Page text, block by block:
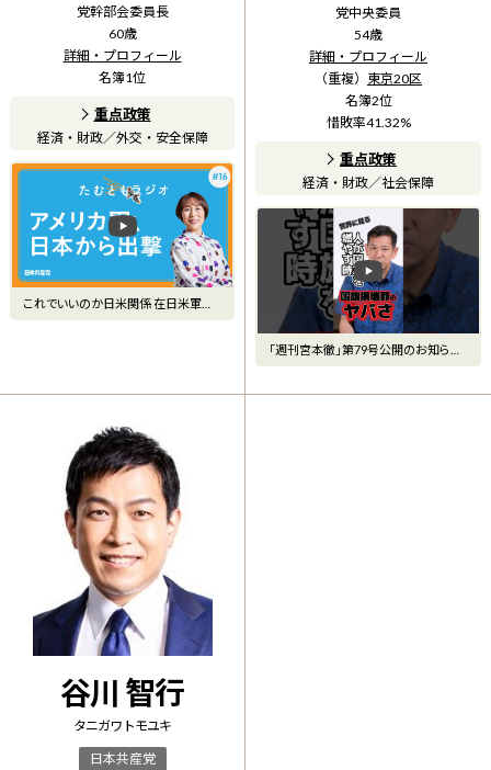
党幹部会委員長
60歳
詳細・プロフィール
名簿1位
重点政策
経済・財政／外交・安全保障
これでいいのか日米関係 在日米軍が
イラン戦争に（たむともラジ
党中央委員
54歳
詳細・プロフィール
（重複） 東京20区
名簿2位
惜敗率41.32%
重点政策
経済・財政／社会保障
「週刊宮本徹」第79号公開のお知ら
せ #宮本徹 #日本共産党
谷川 智行
タニガワ トモユキ
日本共産党